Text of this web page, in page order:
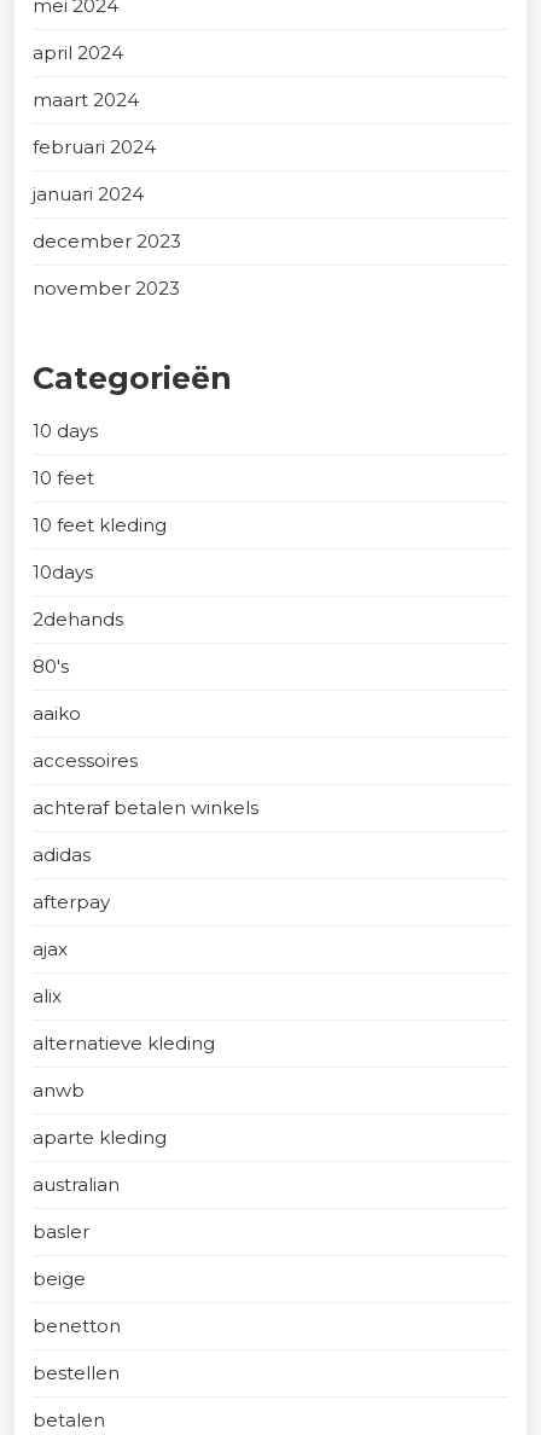
mei 2024
april 2024
maart 2024
februari 2024
januari 2024
december 2023
november 2023
Categorieën
10 days
10 feet
10 feet kleding
10days
2dehands
80's
aaiko
accessoires
achteraf betalen winkels
adidas
afterpay
ajax
alix
alternatieve kleding
anwb
aparte kleding
australian
basler
beige
benetton
bestellen
betalen